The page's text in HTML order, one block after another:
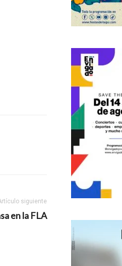
siguiente
en la FLA